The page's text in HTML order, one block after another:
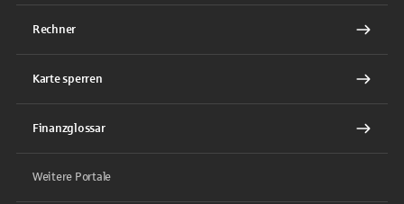
Rechner
Karte sperren
Finanzglossar
Weitere Portale